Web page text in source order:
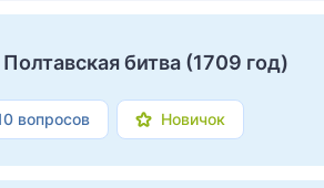
битва (1709 год)
вопросов Новичок